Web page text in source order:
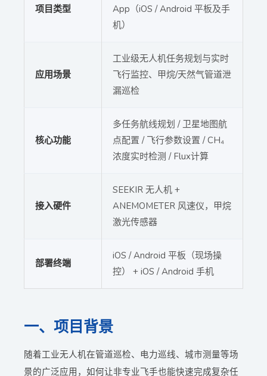
项目类型
App（iOS / Android 平板及手
机）
应用场景
工业级无人机任务规划与实时
飞行监控、甲烷/天然气管道泄
漏巡检
核心功能
多任务航线规划 / 卫星地图航
点配置 / 飞行参数设置 / CH₄
浓度实时检测 / Flux计算
接入硬件
SEEKIR 无人机 +
ANEMOMETER 风速仪，甲烷
激光传感器
部署终端
iOS / Android 平板（现场操
控） + iOS / Android 手机
一、项目背景
随着工业无人机在管道巡检、电力巡线、城市测量等场
景的广泛应用，如何让非专业飞手也能快速完成复杂任